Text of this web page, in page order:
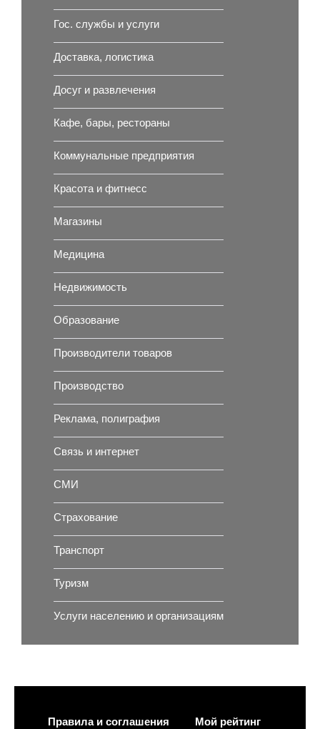
Гос. службы и услуги
Доставка, логистика
Досуг и развлечения
Кафе, бары, рестораны
Коммунальные предприятия
Красота и фитнесс
Магазины
Медицина
Недвижимость
Образование
Производители товаров
Производство
Реклама, полиграфия
Связь и интернет
СМИ
Страхование
Транспорт
Туризм
Услуги населению и организациям
Правила и соглашения Мой рейтинг